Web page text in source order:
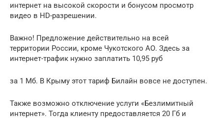
интернет на высокой скорости и бонусом просмотр
видео в HD-разрешении.
Важно! Предложение действительно на всей
территории России, кроме Чукотского АО. Здесь за
интернет-трафик нужно заплатить 10,95 руб
за 1 Мб. В Крыму этот тариф Билайн вовсе не доступен.
Также возможно отключение услуги «Безлимитный
интернет». Тогда клиенту предоставляется 20 Гб и